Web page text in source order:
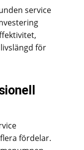
service
för
fördelar.